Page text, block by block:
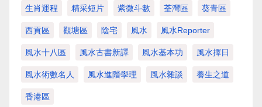
生肖運程 精采短片 紫微斗數 荃灣區 葵青區
西貢區 觀塘區 陰宅 風水 風水Reporter
風水十八區 風水古書新譯 風水基本功 風水擇日
風水術數名人 風水進階學理 風水雜談 養生之道
香港區